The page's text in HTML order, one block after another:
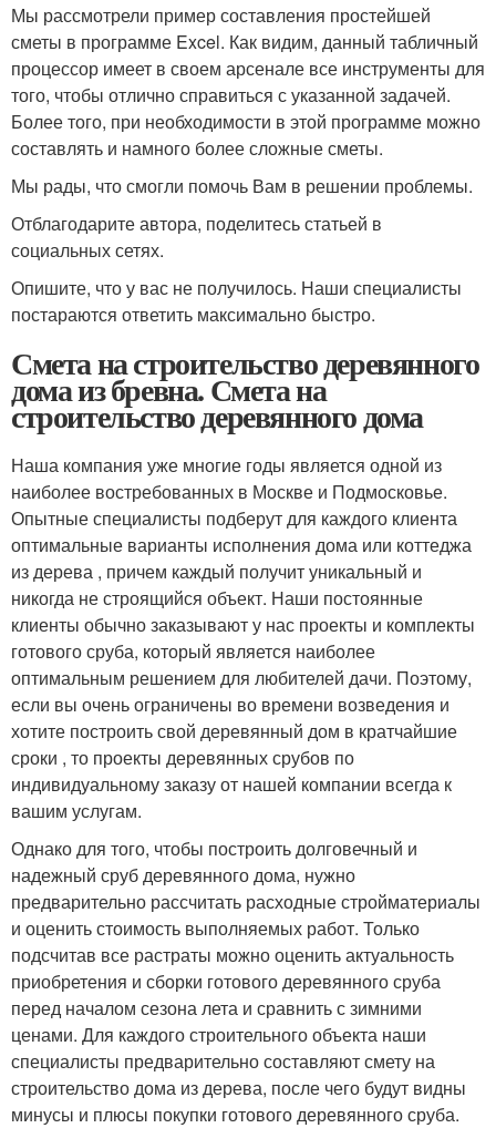
Мы рассмотрели пример составления простейшей
сметы в программе Excel. Как видим, данный табличный
процессор имеет в своем арсенале все инструменты для
того, чтобы отлично справиться с указанной задачей.
Более того, при необходимости в этой программе можно
составлять и намного более сложные сметы.
Мы рады, что смогли помочь Вам в решении проблемы.
Отблагодарите автора, поделитесь статьей в
социальных сетях.
Опишите, что у вас не получилось. Наши специалисты
постараются ответить максимально быстро.
Смета на строительство деревянного
дома из бревна. Смета на
строительство деревянного дома
Наша компания уже многие годы является одной из
наиболее востребованных в Москве и Подмосковье.
Опытные специалисты подберут для каждого клиента
оптимальные варианты исполнения дома или коттеджа
из дерева , причем каждый получит уникальный и
никогда не строящийся объект. Наши постоянные
клиенты обычно заказывают у нас проекты и комплекты
готового сруба, который является наиболее
оптимальным решением для любителей дачи. Поэтому,
если вы очень ограничены во времени возведения и
хотите построить свой деревянный дом в кратчайшие
сроки , то проекты деревянных срубов по
индивидуальному заказу от нашей компании всегда к
вашим услугам.
Однако для того, чтобы построить долговечный и
надежный сруб деревянного дома, нужно
предварительно рассчитать расходные стройматериалы
и оценить стоимость выполняемых работ. Только
подсчитав все растраты можно оценить актуальность
приобретения и сборки готового деревянного сруба
перед началом сезона лета и сравнить с зимними
ценами. Для каждого строительного объекта наши
специалисты предварительно составляют смету на
строительство дома из дерева, после чего будут видны
минусы и плюсы покупки готового деревянного сруба.